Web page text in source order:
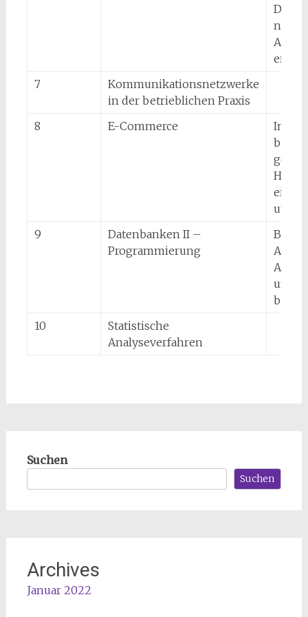
7
Kommunikationsnetzwerke
in der betrieblichen Praxis
8
E-Commerce
und
9
Datenbanken II –
Programmierung
und
10
Statistische
Analyseverfahren
Suchen
Suchen
Archives
Januar 2022